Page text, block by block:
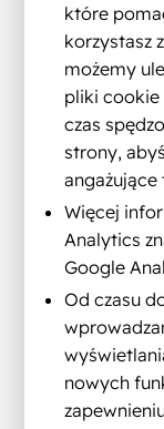
które
korzystasz
możemy
pliki cookie
czas
strony,
angażujące
Więcej
Analytics
Google
Od czasu
nowych